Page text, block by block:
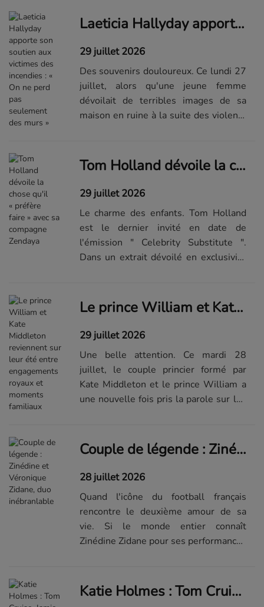
projecteurs, avec Ant
Antstead...Visualiser la suite du
diaporama sur...
Laeticia Hallyday apporte son soutien aux victimes des incendies : « On ne perd pas seulement des murs »
29 juillet 2026
Des souvenirs douloureux. Ce lundi 27
juillet, alors qu'une jeune femme
dévoilait de terribles images de sa
maison en ruine à la suite des violents
publiques ont tenu à lui adr...Lire la
suite de l'article sur Elle.fr
Tom Holland dévoile la chose qu'il « préfère faire » avec sa compagne Zendaya
29 juillet 2026
Le charme des enfants. Tom Holland
est le dernier invité en date de
l'émission " Celebrity Substitute ".
Dans un extrait dévoilé en exclusivité
Man : Brand New Day " s'es...Lire la
suite de...
Le prince William et Kate Middleton reviennent sur leur été entre engagements royaux et moments familiaux
29 juillet 2026
Une belle attention. Ce mardi 28
juillet, le couple princier formé par
Kate Middleton et le prince William a
une nouvelle fois pris la parole sur les
de revenir en images sur...Lire la suite
de l'article sur Elle.fr
Couple de légende : Zinédine et Véronique Zidane, duo inébranlable
28 juillet 2026
Quand l'icône du football français
rencontre le deuxième amour de sa
vie. Si le monde entier connaît
Zinédine Zidane pour ses performances
construire une vie de famille
épan...Visualiser la suite du diaporama
Katie Holmes : Tom Cruise, Jamie Foxx, Chris Klein… Qui sont les hommes de sa vie ?